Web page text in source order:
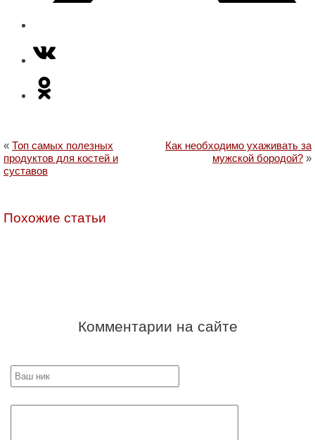
« Топ самых полезных
продуктов для костей и
суставов
Как необходимо ухаживать за
мужской бородой? »
Похожие статьи
Комментарии на сайте